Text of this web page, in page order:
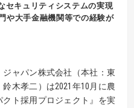
セキュリティシステムの実現
や大手金融機関等での経験が
ャパン株式会社（本社：東
木孝二）は2021年10月に農
ト採用プロジェクト』を実